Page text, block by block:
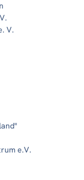
V.
e.V.